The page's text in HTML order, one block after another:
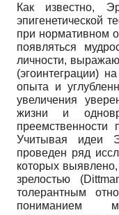
Как известно,
эпигенетической
при нормативном
появляться
личности,
(эгоинтеграции)
опыта и
увеличения
жизни и
Учитывая идеи
проведен ряд
которых выявлено,
зрелостью
толерантным
пониманием